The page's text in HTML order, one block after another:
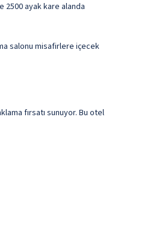
2500 ayak kare alanda
salonu misafirlere içecek
fırsatı sunuyor. Bu otel